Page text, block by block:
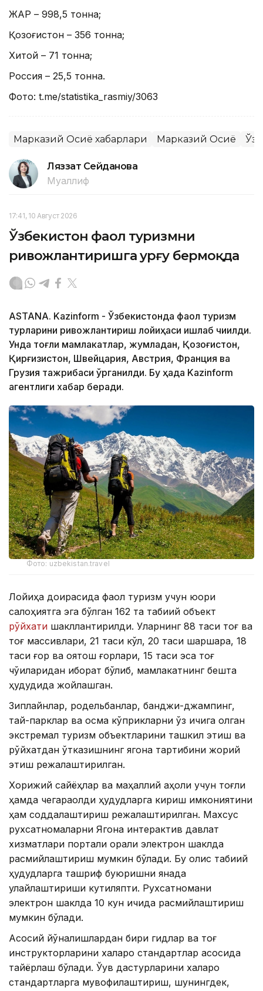
ЖАР – 998,5 тонна;
Қозоғистон – 356 тонна;
Хитой – 71 тонна;
Россия – 25,5 тонна.
Фото: t.me/statistika_rasmiy/3063
Марказий Осиё хабарлари Марказий Осиё
Ляззат Сейданова
Муаллиф
17:41, 10 Август 2026
Ўзбекистон фаол туризмни
ривожлантиришга урғу бермоқда
ASTANA. Kazinform - Ўзбекистонда фаол туризм
турларини ривожлантириш лойиҳаси ишлаб чиқилди.
Унда тоғли мамлакатлар, жумладан, Қозоғистон,
Қирғизистон, Швейцария, Австрия, Франция ва
Грузия тажрибаси ўрганилди. Бу ҳақда Kazinform
агентлиги хабар беради.
Фото: uzbekistan.travel
Лойиҳа доирасида фаол туризм учун юқори
салоҳиятга эга бўлган 162 та табиий объект
рўйхати шакллантирилди. Уларнинг 88 таси тоғ ва
тоғ массивлари, 21 таси кўл, 20 таси шаршара, 18
таси ғор ва қоятош ғорлари, 15 таси эса тоғ
чўққиларидан иборат бўлиб, мамлакатнинг бешта
ҳудудида жойлашган.
Зиплайнлар, родельбанлар, банджи-джампинг,
тай-парклар ва осма кўприкларни ўз ичига олган
экстремал туризм объектларини ташкил этиш ва
рўйхатдан ўтказишнинг ягона тартибини жорий
этиш режалаштирилган.
Хорижий сайёҳлар ва маҳаллий аҳоли учун тоғли
ҳамда чегараолди ҳудудларга кириш имкониятини
ҳам соддалаштириш режалаштирилган. Махсус
рухсатномаларни Ягона интерактив давлат
хизматлари портали орқали электрон шаклда
расмийлаштириш мумкин бўлади. Бу олис табиий
ҳудудларга ташриф буюришни янада
қулайлаштириши кутиляпти. Рухсатномани
электрон шаклда 10 кун ичида расмийлаштириш
мумкин бўлади.
Асосий йўналишлардан бири гидлар ва тоғ
инструкторларини халқаро стандартлар асосида
тайёрлаш бўлади. Ўқув дастурларини халқаро
стандартларга мувофиқлаштириш, шунингдек,